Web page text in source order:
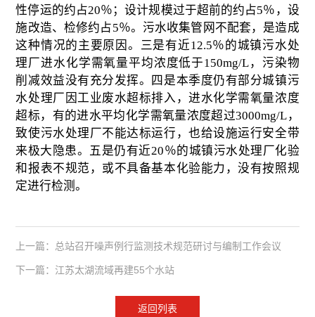
性停运的约占20％；设计规模过于超前的约占5％，设
施改造、检修约占5％。污水收集管网不配套，是造成
这种情况的主要原因。三是有近12.5％的城镇污水处
理厂进水化学需氧量平均浓度低于150mg/L ，污染物
削减效益没有充分发挥。四是本季度仍有部分城镇污
水处理厂因工业废水超标排入，进水化学需氧量浓度
超标，有的进水平均化学需氧量浓度超过3000mg/L ，
致使污水处理厂不能达标运行，也给设施运行安全带
来极大隐患。五是仍有近20％的城镇污水处理厂化验
和报表不规范，或不具备基本化验能力，没有按照规
定进行检测。
上一篇：总站召开噪声例行监测技术规范研讨与编制工作会议
下一篇：江苏太湖流域再建55个水站
返回列表